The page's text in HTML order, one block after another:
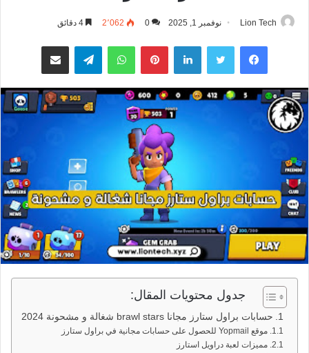
Lion Tech نوفمبر 1, 2025 0 2٬062
فيسبوك تويتر لينكدإن بينتيريستواتساب تيلقرام مشاركة عبر البريد
جدول محتويات المقال:
حسابات براول ستارز مجانا brawl stars شغالة و مشحونة 2024
موقع Yopmail للحصول على حسابات مجانية في براول ستارز
مميزات لعبة دراويل استارز